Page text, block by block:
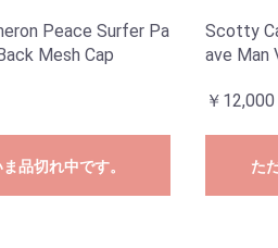
Peace Surfer Pa
Mesh Cap
品切れ中です。
Scotty
ave Man
￥12,000
た